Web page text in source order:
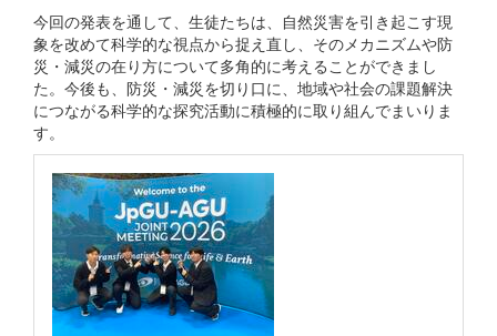
今回の発表を通して、生徒たちは、自然災害を引き起こす現
象を改めて科学的な視点から捉え直し、そのメカニズムや防
災・減災の在り方について多角的に考えることができまし
た。今後も、防災・減災を切り口に、地域や社会の課題解決
につながる科学的な探究活動に積極的に取り組んでまいりま
す。